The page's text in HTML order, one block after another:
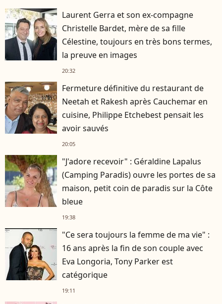
Laurent Gerra et son ex-compagne
Christelle Bardet, mère de sa fille
Célestine, toujours en très bons termes,
la preuve en images
20:32
Fermeture définitive du restaurant de
Neetah et Rakesh après Cauchemar en
cuisine, Philippe Etchebest pensait les
avoir sauvés
20:05
"J'adore recevoir" : Géraldine Lapalus
(Camping Paradis) ouvre les portes de sa
maison, petit coin de paradis sur la Côte
bleue
19:38
"Ce sera toujours la femme de ma vie" :
16 ans après la fin de son couple avec
Eva Longoria, Tony Parker est
catégorique
19:11